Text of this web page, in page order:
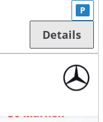
P
Details